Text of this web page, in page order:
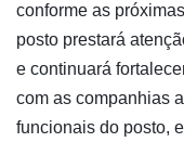
conforme as
posto prestará
e continuará
com as companhias
funcionais do posto,